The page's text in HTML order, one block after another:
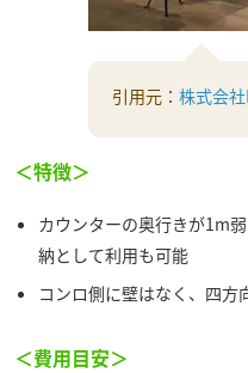
引用元： 株式会社
＜特徴＞
カウンターの奥行きが1m
納として利用も可能
コンロ側に壁はなく、四方
＜費用目安＞